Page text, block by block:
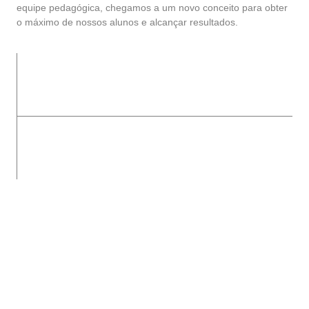
equipe pedagógica, chegamos a um novo conceito para obter
o máximo de nossos alunos e alcançar resultados.